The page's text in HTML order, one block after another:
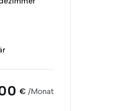
€ /Monat